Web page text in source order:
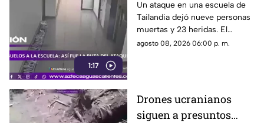
1:17
tras agresión en una
escuela
Un ataque en una escuela de
Tailandia dejó nueve personas
muertas y 23 heridas. El
presunto agresor, de 14 años,
agosto 08, 2026 06:00 p. m.
Drones ucranianos
siguen a presuntos